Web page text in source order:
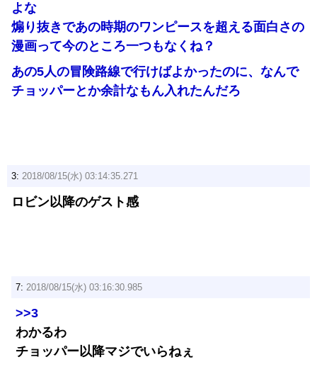
よな
煽り抜きであの時期のワンピースを超える面白さの
漫画って今のところ一つもなくね？
あの5人の冒険路線で行けばよかったのに、なんで
チョッパーとか余計なもん入れたんだろ
3: 2018/08/15(水) 03:14:35.271
ロビン以降のゲスト感
7: 2018/08/15(水) 03:16:30.985
>>3
わかるわ
チョッパー以降マジでいらねぇ